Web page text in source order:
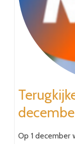
Op 1 december